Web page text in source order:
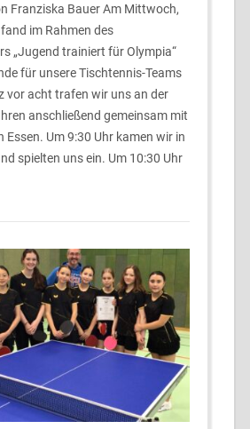
Franziska Bauer Am Mittwoch,
im Rahmen des
„Jugend trainiert für Olympia“
für unsere Tischtennis-Teams
vor acht trafen wir uns an der
anschließend gemeinsam mit
Essen. Um 9:30 Uhr kamen wir in
spielten uns ein. Um 10:30 Uhr